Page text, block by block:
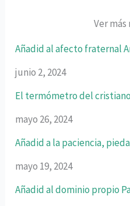
Ver más
Añadid al afecto fraternal
junio 2, 2024
El termómetro del cristiano
mayo 26, 2024
Añadid a la paciencia,
mayo 19, 2024
Añadid al dominio propio